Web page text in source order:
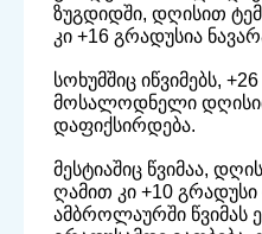
ზუგდიდში, დღისით
კი +16 გრადუსია
სოხუმშიც იწვიმებს,
მოსალოდნელი
დაფიქსირდება.
მესტიაშიც წვიმაა,
ღამით კი +10
ამბროლაურში წვიმას